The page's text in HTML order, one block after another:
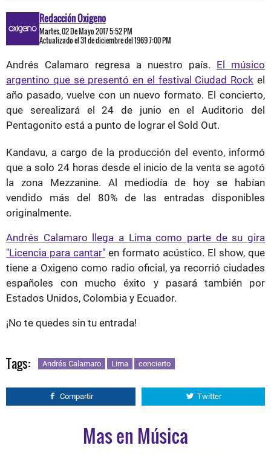
Redacción Oxigeno
Martes, 02 De Mayo 2017 5:52 PM
Actualizado el 31 de diciembre del 1969 7:00 PM
Andrés Calamaro regresa a nuestro país. El músico
argentino que se presentó en el festival Ciudad Rock el
año pasado, vuelve con un nuevo formato. El concierto,
que serealizará el 24 de junio en el Auditorio del
Pentagonito está a punto de lograr el Sold Out.
Kandavu, a cargo de la producción del evento, informó
que a solo 24 horas desde el inicio de la venta se agotó
la zona Mezzanine. Al mediodía de hoy se habían
vendido más del 80% de las entradas disponibles
originalmente.
Andrés Calamaro llega a Lima como parte de su gira
"Licencia para cantar" en formato acústico. El show, que
tiene a Oxigeno como radio oficial, ya recorrió ciudades
españoles con mucho éxito y pasará también por
Estados Unidos, Colombia y Ecuador.
¡No te quedes sin tu entrada!
Tags: Andrés Calamaro Lima concierto
Compartir Twitter
Mas en Música